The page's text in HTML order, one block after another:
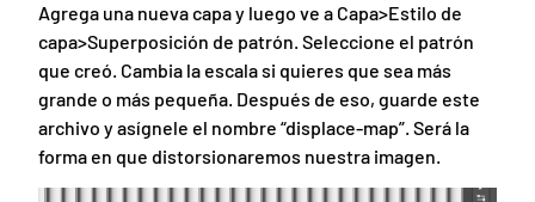
Agrega una nueva capa y luego ve a Capa>Estilo de
capa>Superposición de patrón. Seleccione el patrón
que creó. Cambia la escala si quieres que sea más
grande o más pequeña. Después de eso, guarde este
archivo y asígnele el nombre “displace-map”. Será la
forma en que distorsionaremos nuestra imagen.